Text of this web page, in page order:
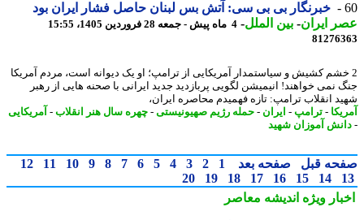
خبرنگار بی بی سی: آتش بس لبنان حاصل فشار ایران بود
ایران- بین الملل-4 ماه پیش - جمعه 28 فروردین 1405، 15:55
کشیش و سیاستمدار آمریکایی از ترامپ؛ او یک دیوانه است، مردم آمریکا
نمی خواهند! انیمیشن لگویی پربازدید جدید ایرانی با صحنه هایی از رهبر
انقلاب ترامپ: تازه فهمیدم محاصره ایران،
- ترامپ -ایران - حمله رژیم صهیونیستی-چهره سال هنر انقلاب-آمریکایی
آموزان شهید
قبل صفحه بعد 1
2
3
4
5
6
7
8
9
10
11
12
14
15
16
17
18
19
20
ویژهاندیشه معاصر